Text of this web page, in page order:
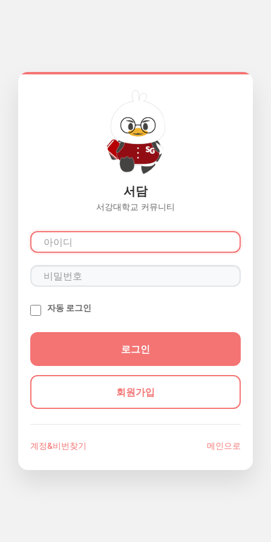
서담
서강대학교 커뮤니티
자동 로그인
회원가입
계정&비번찾기 메인으로